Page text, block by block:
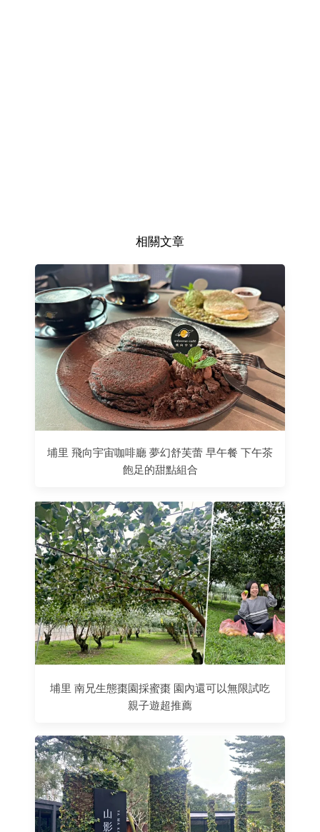
相關文章
埔里 飛向宇宙咖啡廳 夢幻舒芙蕾 早午餐 下午茶
飽足的甜點組合
埔里 南兄生態棗園採蜜棗 園內還可以無限試吃
親子遊超推薦